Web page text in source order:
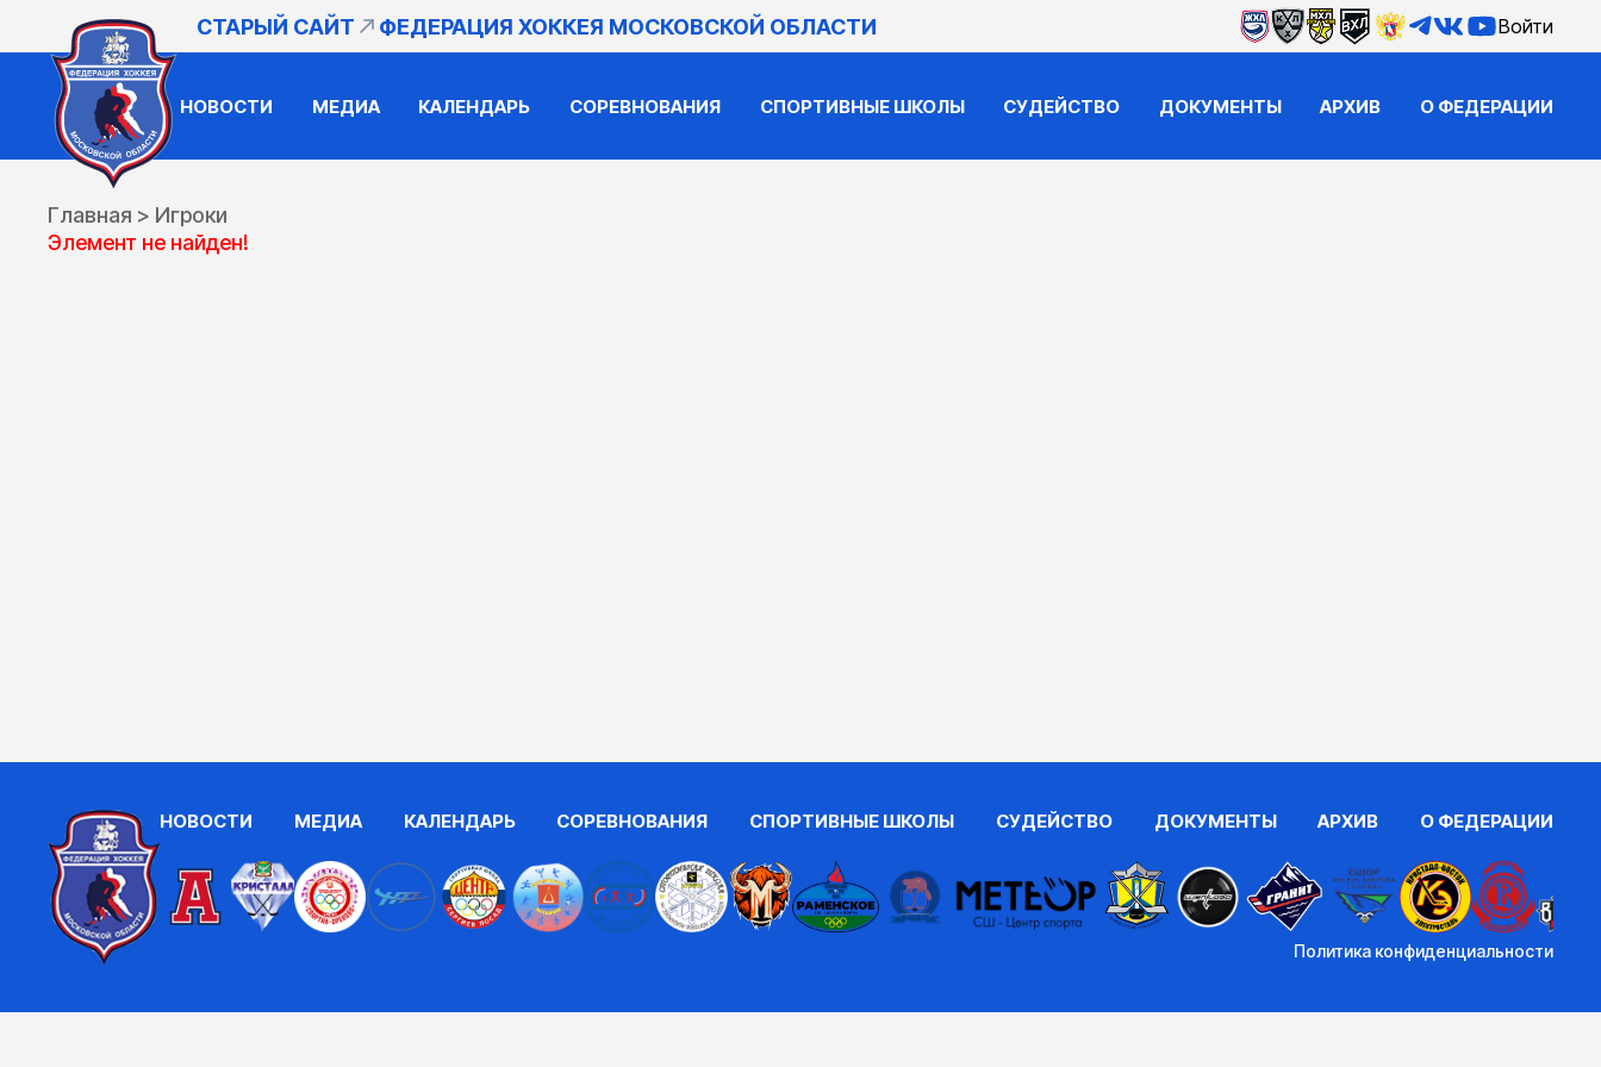
СТАРЫЙ САЙТ ФЕДЕРАЦИЯ ХОККЕЯ МОСКОВСКОЙ ОБЛАСТИ Войти
НОВОСТИ МЕДИА КАЛЕНДАРЬ СОРЕВНОВАНИЯ СПОРТИВНЫЕ ШКОЛЫ СУДЕЙСТВО ДОКУМЕНТЫ АРХИВ О ФЕДЕРАЦИИ
Главная > Игроки
Элемент не найден!
НОВОСТИ МЕДИА КАЛЕНДАРЬ СОРЕВНОВАНИЯ СПОРТИВНЫЕ ШКОЛЫ СУДЕЙСТВО ДОКУМЕНТЫ АРХИВ О ФЕДЕРАЦИИ
Политика конфиденциальности